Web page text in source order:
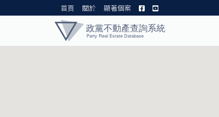
首頁 關於 顯著個案